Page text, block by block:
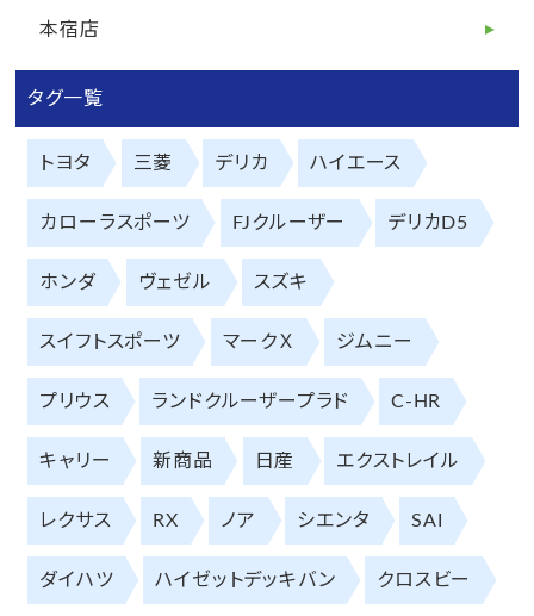
本宿店
タグ一覧
トヨタ 三菱 デリカ ハイエース
カローラスポーツ FJクルーザー デリカD5
ホンダ ヴェゼル スズキ
スイフトスポーツ マークＸ ジムニー
プリウス ランドクルーザープラド C-HR
キャリー 新商品 日産 エクストレイル
レクサス RX ノア シエンタ SAI
ダイハツ ハイゼットデッキバン クロスビー